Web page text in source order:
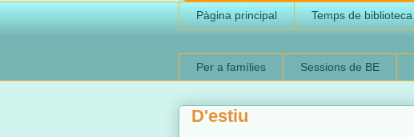
Pàgina principal Temps de biblioteca
Per a famílies Sessions de BE
D'estiu